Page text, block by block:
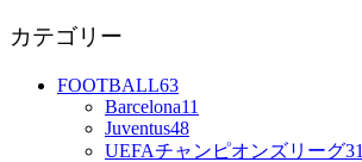
カテゴリー
FOOTBALL63
Barcelona11
Juventus48
UEFAチャンピオンズリーグ31